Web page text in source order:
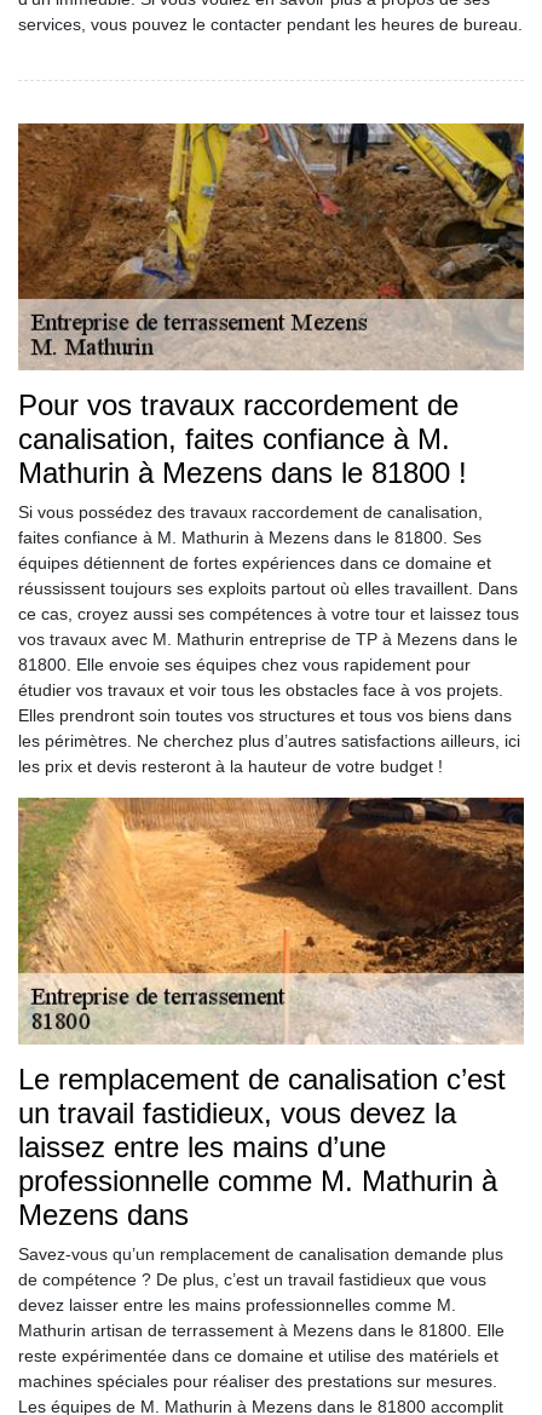
services, vous pouvez le contacter pendant les heures de bureau.
Pour vos travaux raccordement de
canalisation, faites confiance à M.
Mathurin à Mezens dans le 81800 !
Si vous possédez des travaux raccordement de canalisation,
faites confiance à M. Mathurin à Mezens dans le 81800. Ses
équipes détiennent de fortes expériences dans ce domaine et
réussissent toujours ses exploits partout où elles travaillent. Dans
ce cas, croyez aussi ses compétences à votre tour et laissez tous
vos travaux avec M. Mathurin entreprise de TP à Mezens dans le
81800. Elle envoie ses équipes chez vous rapidement pour
étudier vos travaux et voir tous les obstacles face à vos projets.
Elles prendront soin toutes vos structures et tous vos biens dans
les périmètres. Ne cherchez plus d’autres satisfactions ailleurs, ici
les prix et devis resteront à la hauteur de votre budget !
Le remplacement de canalisation c’est
un travail fastidieux, vous devez la
laissez entre les mains d’une
professionnelle comme M. Mathurin à
Mezens dans
Savez-vous qu’un remplacement de canalisation demande plus
de compétence ? De plus, c’est un travail fastidieux que vous
devez laisser entre les mains professionnelles comme M.
Mathurin artisan de terrassement à Mezens dans le 81800. Elle
reste expérimentée dans ce domaine et utilise des matériels et
machines spéciales pour réaliser des prestations sur mesures.
Les équipes de M. Mathurin à Mezens dans le 81800 accomplit